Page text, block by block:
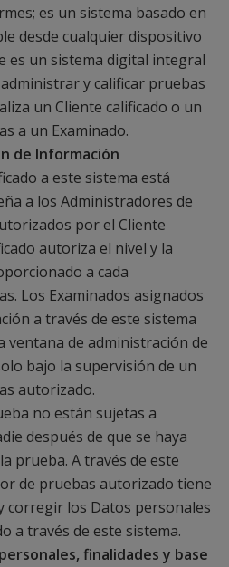
es un sistema basado en
desde cualquier dispositivo
es un sistema digital integral
y calificar pruebas
un Cliente calificado o un
a un Examinado.
de Información
a este sistema está
a los Administradores de
por el Cliente
autoriza el nivel y la
a cada
Los Examinados asignados
a través de este sistema
ventana de administración de
bajo la supervisión de un
autorizado.
no están sujetas a
después de que se haya
prueba. A través de este
de pruebas autorizado tiene
corregir los Datos personales
a través de este sistema.
finalidades y base